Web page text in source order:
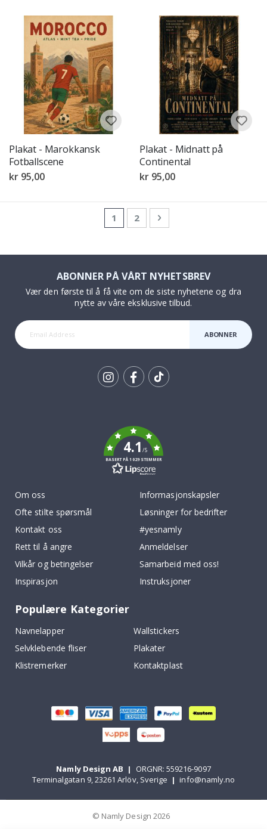
Plakat - Marokkansk
Fotballscene
kr 95,00
Plakat - Midnatt på
Continental
kr 95,00
SideYou're currently reading page
1 Side
2 Side
Neste
ABONNER PÅ VÅRT NYHETSBREV
Vær den første til å få vite om de siste nyhetene og dra
nytte av våre eksklusive tilbud.
ABONNER
4.1/5
BASERT PÅ 1029 STEMMER
Om oss
Ofte stilte spørsmål
Kontakt oss
Rett til å angre
Vilkår og betingelser
Inspirasjon
Informasjonskapsler
Løsninger for bedrifter
#yesnamly
Anmeldelser
Samarbeid med oss!
Instruksjoner
Populære Kategorier
Navnelapper
Wallstickers
Selvklebende fliser
Plakater
Klistremerker
Kontaktplast
Namly Design AB |
ORGNR: 559216-9097
Terminalgatan 9, 23261 Arlöv, Sverige | info@namly.no
© Namly Design 2026